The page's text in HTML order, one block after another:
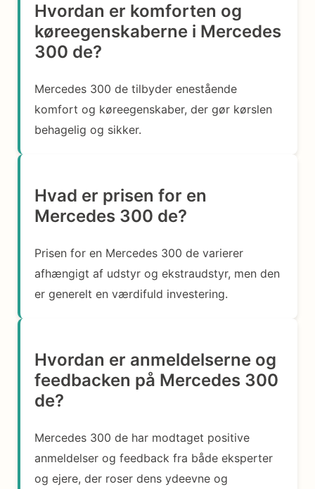
Hvordan er komforten og
køreegenskaberne i Mercedes
300 de?
Mercedes 300 de tilbyder enestående
komfort og køreegenskaber, der gør kørslen
behagelig og sikker.
Hvad er prisen for en
Mercedes 300 de?
Prisen for en Mercedes 300 de varierer
afhængigt af udstyr og ekstraudstyr, men den
er generelt en værdifuld investering.
Hvordan er anmeldelserne og
feedbacken på Mercedes 300
de?
Mercedes 300 de har modtaget positive
anmeldelser og feedback fra både eksperter
og ejere, der roser dens ydeevne og